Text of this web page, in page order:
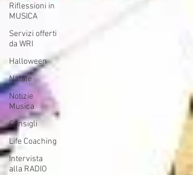
Riflessioni in
MUSICA
Servizi offerti
da WRI
Halloween
Natale
Notizie
Musica
Consigli
Life Coaching
Intervista
alla RADIO